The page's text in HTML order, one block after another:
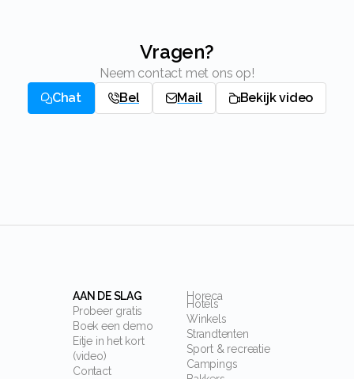
Vragen?
Neem contact met ons op!
Chat
Bel Mail Bekijk video
AAN DE SLAG
Probeer gratis
Boek een demo
Eitje in het kort
(video)
Contact
Horeca
Hotels
Winkels
Strandtenten
Sport & recreatie
Campings